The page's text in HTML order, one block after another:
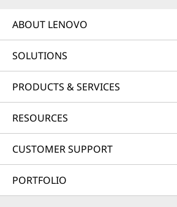
ABOUT LENOVO
SOLUTIONS
PRODUCTS & SERVICES
RESOURCES
CUSTOMER SUPPORT
PORTFOLIO